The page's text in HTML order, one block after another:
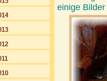
einige